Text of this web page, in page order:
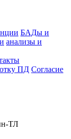
БАДы и
анализы и
ПД Согласие
ТЛ